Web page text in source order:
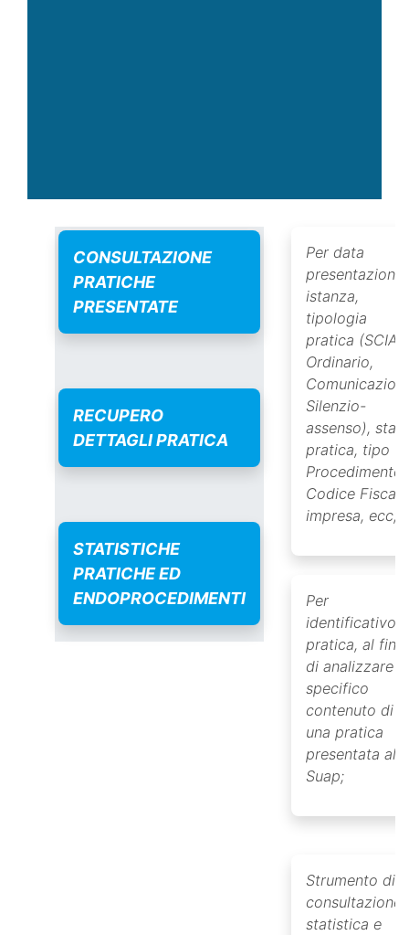
CONSULTAZIONE
PRATICHE
PRESENTATE
RECUPERO
DETTAGLI PRATICA
STATISTICHE
PRATICHE ED
ENDOPROCEDIMENTI
Per data
presentazione
istanza,
tipologia
pratica (SCIA,
Ordinario,
Silenzio-
assenso),
pratica, tipo
Procedimento,
Codice Fiscale
impresa, ecc;
Per
identificativo
pratica, al fine
di analizzare
specifico
contenuto di
una pratica
presentata al
Suap;
Strumento di
consultazione
statistica e